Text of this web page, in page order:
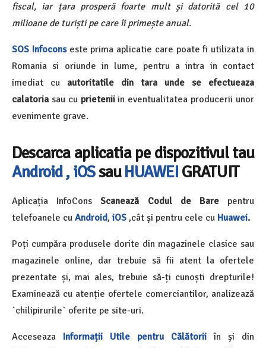
fiscal, iar țara prosperă foarte mult și datorită cel 10
milioane de turiști pe care îi primește anual.
SOS Infoconseste prima aplicatie care poate fi utilizata in
Romania si oriunde in lume, pentru a intra in contact
imediat cu autoritatile din tara unde se efectueaza
calatoria sau cu prieteniiin eventualitatea producerii unor
evenimente grave.
Descarca aplicatia pe dispozitivul tau
Android , iOSsauHUAWEI GRATUIT
Aplicația InfoCons Scanează Codul de Bare pentru
telefoanele cu Android, iOS ,cât și pentru cele cu Huawei.
Poți cumpăra produsele dorite din magazinele clasice sau
magazinele online, dar trebuie să fii atent la ofertele
prezentate și, mai ales, trebuie să-ți cunoști drepturile!
Examinează cu atenție ofertele comerciantilor, analizează
`chilipirurile` oferite pe site-uri.
Acceseaza Informații Utile pentru Călătorii în și din